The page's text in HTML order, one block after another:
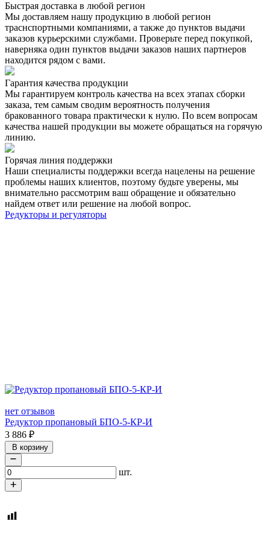
Быстрая доставка в любой регион
Мы доставляем нашу продукцию в любой регион
траснспортными компаниями, а также до пунктов выдачи
заказов курьерскими службами. Проверьте перед покупкой,
наверняка один пунктов выдачи заказов наших партнеров
находится рядом с вами.
Гарантия качества продукции
Мы гарантируем контроль качества на всех этапах сборки
заказа, тем самым сводим вероятность получения
бракованного товара практически к нулю. По всем вопросам
качества нашей продукции вы можете обращаться на горячую
линию.
Горячая линия поддержки
Наши специалисты поддержки всегда нацелены на решение
проблемы наших клиентов, поэтому будьте уверены, мы
внимательно рассмотрим ваш обращение и обязательно
найдем ответ или решение на любой вопрос.
Редукторы и регуляторы
нет отзывов
Редуктор пропановый БПО-5-КР-И
3 886 ₽
В корзину
шт.